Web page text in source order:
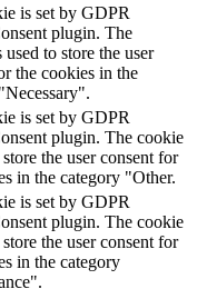
is set by GDPR
plugin. The
used to store the user
the cookies in the
is set by GDPR
plugin. The cookie
the user consent for
in the category "Other.
is set by GDPR
plugin. The cookie
the user consent for
in the category